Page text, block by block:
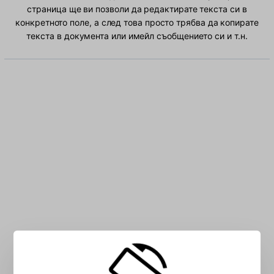
страница ще ви позволи да редактирате текста си в
конкретното поле, а след това просто трябва да копирате
текста в документа или имейл съобщението си и т.н.
Въведете Албански символа в полето: